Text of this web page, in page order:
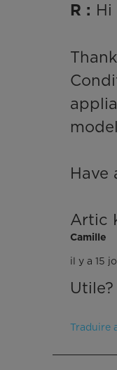
R : Hi
Have
Artic
Camille
il y a 15
Utile?
Traduire